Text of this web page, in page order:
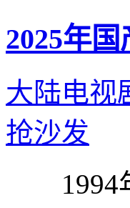
2025年
大陆电视
抢沙发
1994年